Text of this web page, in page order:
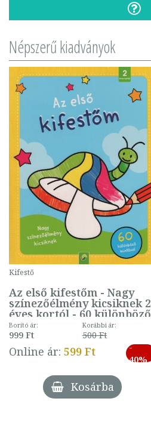
Népszerű kiadványok
Kifestő
Az első kifestőm - Nagy
színezőélmény kicsiknek 2
éves kortól - 60 különböző
mintával (gombás)
Borító ár:
999 Ft
Korábbi ár:
500 Ft
Online ár: 599 Ft
-
40%
Kosárba